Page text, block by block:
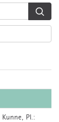
Kunne, Pl.: